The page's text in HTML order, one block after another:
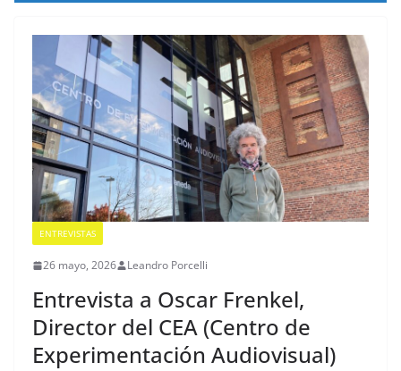
ENTREVISTAS
26 mayo, 2026 Leandro Porcelli
Entrevista a Oscar Frenkel,
Director del CEA (Centro de
Experimentación Audiovisual)